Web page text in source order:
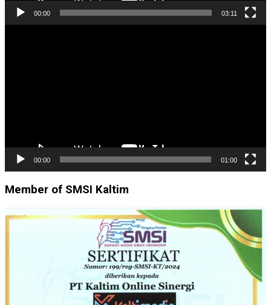
00:00 03:11
00:00 01:00
Member of SMSI Kaltim